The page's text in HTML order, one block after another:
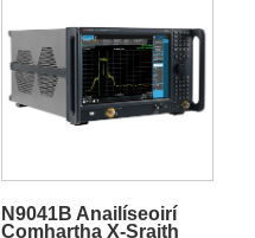
N9041B Anailíseoirí
Comhartha X-Sraith